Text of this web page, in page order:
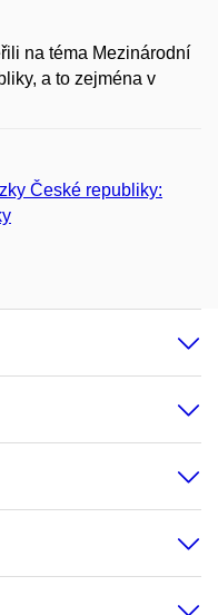
na téma Mezinárodní
a to zejména v
České republiky: